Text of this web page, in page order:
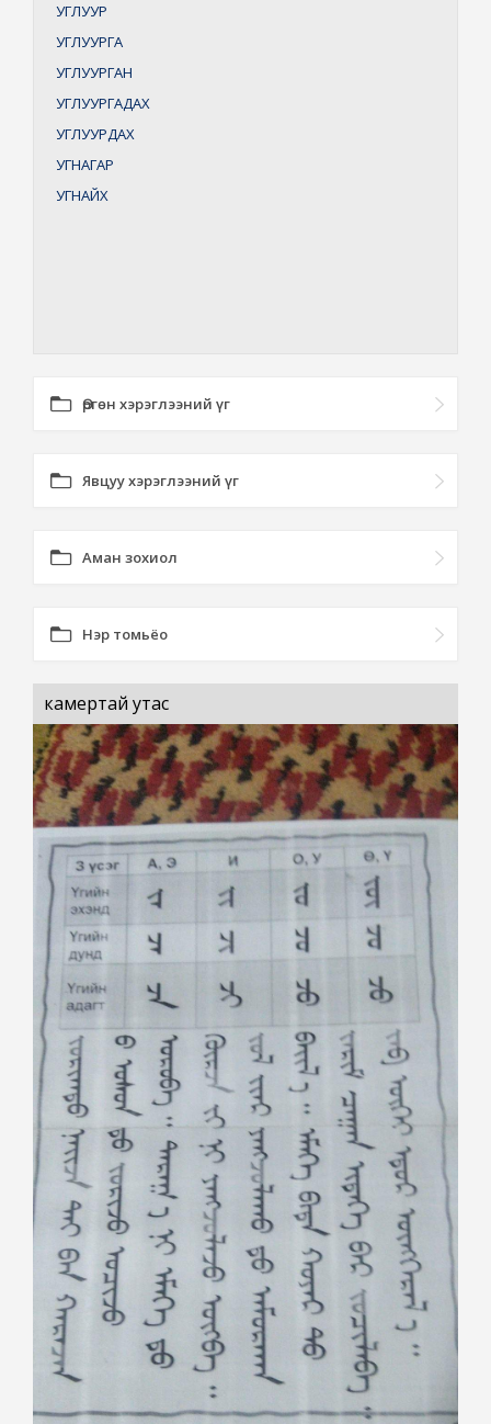
УГЛУУР
УГЛУУРГА
УГЛУУРГАН
УГЛУУРГАДАХ
УГЛУУРДАХ
УГНАГАР
УГНАЙХ
Өргөн хэрэглээний үг
Явцуу хэрэглээний үг
Аман зохиол
Нэр томьёо
камертай утас